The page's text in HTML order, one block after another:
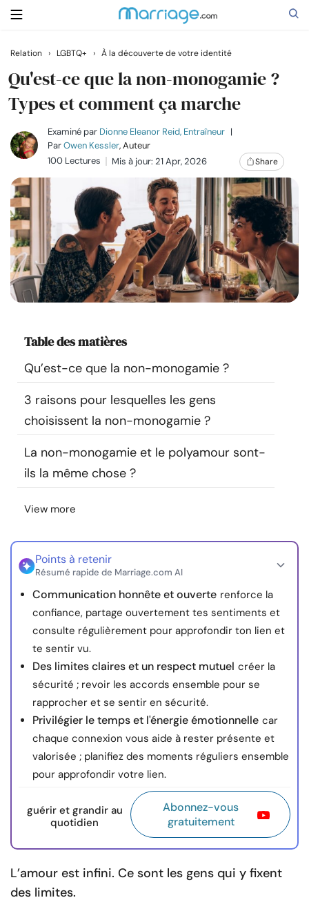
Rechercher
Se marier
Relations
Famille
Aide
Cours
Communauté
Trouver un thérapeute
nous
© Copyright 2026. Tous droits réservés.
Relation › LGBTQ+ › À la découverte de votre identité
Qu'est-ce que la non-monogamie ?
Types et comment ça marche
Examiné par Dionne Eleanor Reid, Entraîneur |
ParOwen Kessler, Auteur
100 Lectures
Mis à jour: 21 Apr, 2026 Share
Table des matières
Qu’est-ce que la non-monogamie ?
3 raisons pour lesquelles les gens
choisissent la non-monogamie ?
La non-monogamie et le polyamour sont-
ils la même chose ?
View more
Points à retenir
Résumé rapide de Marriage.com AI
Communication honnête et ouverte renforce la
confiance, partage ouvertement tes sentiments et
consulte régulièrement pour approfondir ton lien et
te sentir vu.
Des limites claires et un respect mutuel créer la
sécurité ; revoir les accords ensemble pour se
rapprocher et se sentir en sécurité.
Privilégier le temps et l'énergie émotionnelle car
chaque connexion vous aide à rester présente et
valorisée ; planifiez des moments réguliers ensemble
pour approfondir votre lien.
guérir et grandir au
quotidien
Abonnez-vous
gratuitement
L’amour est infini. Ce sont les gens qui y fixent
des limites.